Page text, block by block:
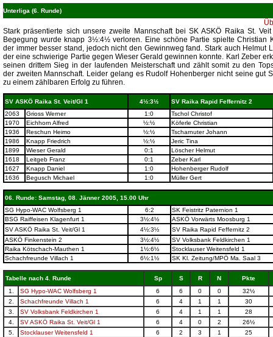
Unterliga (6. Runde)
Stark präsentierte sich unsere zweite Mannschaft bei SK ASKÖ Raika St.
Begegung wurde knapp 3½:4½ verloren. Eine schöne Partie spielte Christian
der immer besser stand, jedoch nicht den Gewinnweg fand. Stark auch Helmut
der eine schwierige Partie gegen Wieser Gerald gewinnen konnte. Karl Zeber
seinen drittem Sieg in der laufenden Meisterschaft und zählt somit zu den
der zweiten Mannschaft. Leider gelang es Rudolf Hohenberger nicht seine gut
zu einem zählbaren Erfolg zu führen.
SV ASKÖ Raika St. Veit/Gl 1 4½:3½
SV Raika Rapid Feffernitz 2
2063
Grioss Werner 1:0
Tschol Christof
1970
Eichhorn Alfred ½:½
Köferle Christian
1936
Reschun Heimo ½:½
Tscharnuter Johann
1986
Knapp Friedrich ½:½
Jeric Tina
1899
Wieser Gerald 0:1
Löscher Helmut
1618
Leitgeb Franz 0:1
Zeber Karl
1627
Knapp Daniel 1:0
Hohenberger Rudolf
1636
Begusch Michael 1:0 Müller Gert
06. Runde: Samstag, 08. Jänner 2005, 15.00 Uhr
SG Hypo-WAC Wolfsberg 1
6:2
SK Feistritz Paternion 1
BSG Raiffeisen Klagenfurt 1
3½:4½
ASKÖ Vorwärts Moosburg 1
SV ASKÖ Raika St. Veit/Gl 1
4½:3½
SV Raika Rapid Feffernitz 2
ASKÖ Finkenstein 2
3½:4½
SV Volksbank Feldkirchen 1
Raika Kötschach-Mauthen 1
1½:6½
Stocklauser Weitensfeld 1
Schachfreunde Villach 1
6½:1½ SK Kl. Zeitung/MPÖ Ma. Saal 3
Tabelle nach 4. Runde Sp S R N
Pkte
1.
SG Hypo-WAC Wolfsberg 1 6 6 0 0
32½
2.
Schachfreunde Villach 1 6 4 1 1
30
3.
SV Volksbank Feldkirchen 1 6 4 1 1
28
4.
SV ASKÖ Raika St. Veit/Gl 1 6 4 0 2
26½
5.
Stocklauser Weitensfeld 1 6 2 3 1
25